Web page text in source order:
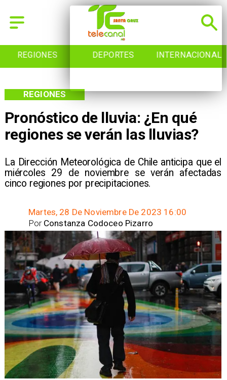
REGIONES DEPORTES INTERNACIONAL
Pronóstico de lluvia: ¿En qué
regiones se verán las lluvias?
La Dirección Meteorológica de Chile anticipa que el
miércoles 29 de noviembre se verán afectadas
cinco regiones por precipitaciones.
REGIONES
Martes, 28 De Noviembre De 2023 16:00
Constanza Codoceo Pizarro
Por